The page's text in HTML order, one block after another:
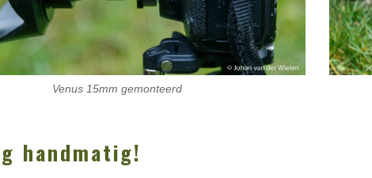
Venus 15mm gemonteerd
handmatig!